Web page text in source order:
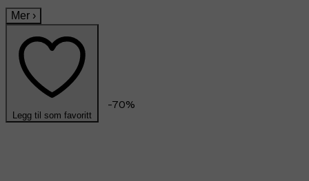
Mer ›
Legg til som favoritt
-70%